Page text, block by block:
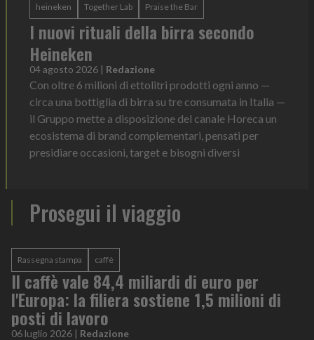
heineken Together Lab Praise the Bar
I nuovi rituali della birra secondo
Heineken
04 agosto 2026 | Redazione
Con oltre 6 milioni di ettolitri prodotti ogni anno —
circa una bottiglia di birra su tre consumata in Italia —
il Gruppo mette a disposizione del canale Horeca un
ecosistema di brand complementari, pensati per
presidiare occasioni, target e bisogni diversi
Prosegui il viaggio
Rassegna stampa caffè
Il caffè vale 84,4 miliardi di euro per
l'Europa: la filiera sostiene 1,5 milioni di
posti di lavoro
06 luglio 2026 | Redazione